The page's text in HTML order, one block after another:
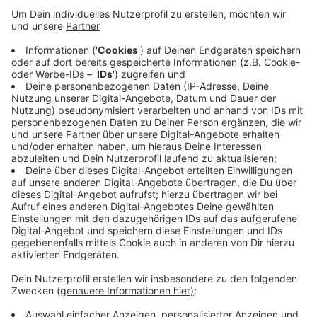
Ermittlungen erhärtete sich umgehend der
Verdacht und die Wohnung in Barmen wurde
anschließend durchsucht. Dabei wurden diverse
Datenträger sichergestellt. Dem 21-jährigen wird
vorgeworfen, mindestens drei nicht bekannte
Kinder im Kleinkind- oder Grundschulalter
missbraucht haben. Mit den Taten soll er sich im
Internet auch gebrüstet haben. Der Wuppertaler
befindet sich jetzt in Untersuchungshaft.
Veröffentlicht:Mittwoch, 14.04.2021 11:46
Anzeige